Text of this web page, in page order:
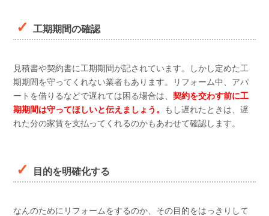
工期期間の確認
見積書や契約書に工期期間が記されています。しかし定めた工
期期間を守ってくれない業者もあります。リフォーム中、アパ
ートを借りるなどで遅れては困る場合は、 契約を交わす前に工
期期間は守ってほしいと伝えましょう。
もし遅れたときは、遅
れた分の家賃を支払ってくれるのかもあわせて確認します。
目的を明確化する
なんのためにリフォームをするのか、その目的をはっきりして